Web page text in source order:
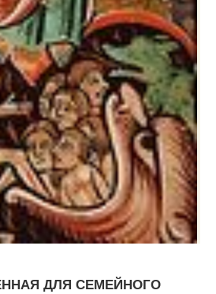
ДЛЯ СЕМЕЙНОГО